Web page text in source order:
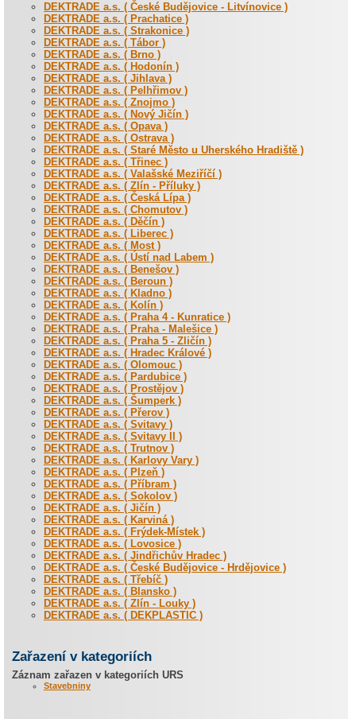
DEKTRADE a.s. ( České Budějovice - Litvínovice )
DEKTRADE a.s. ( Prachatice )
DEKTRADE a.s. ( Strakonice )
DEKTRADE a.s. ( Tábor )
DEKTRADE a.s. ( Brno )
DEKTRADE a.s. ( Hodonín )
DEKTRADE a.s. ( Jihlava )
DEKTRADE a.s. ( Pelhřimov )
DEKTRADE a.s. ( Znojmo )
DEKTRADE a.s. ( Nový Jičín )
DEKTRADE a.s. ( Opava )
DEKTRADE a.s. ( Ostrava )
DEKTRADE a.s. ( Staré Město u Uherského Hradiště )
DEKTRADE a.s. ( Třinec )
DEKTRADE a.s. ( Valašské Meziříčí )
DEKTRADE a.s. ( Zlín - Příluky )
DEKTRADE a.s. ( Česká Lípa )
DEKTRADE a.s. ( Chomutov )
DEKTRADE a.s. ( Děčín )
DEKTRADE a.s. ( Liberec )
DEKTRADE a.s. ( Most )
DEKTRADE a.s. ( Ústí nad Labem )
DEKTRADE a.s. ( Benešov )
DEKTRADE a.s. ( Beroun )
DEKTRADE a.s. ( Kladno )
DEKTRADE a.s. ( Kolín )
DEKTRADE a.s. ( Praha 4 - Kunratice )
DEKTRADE a.s. ( Praha - Malešice )
DEKTRADE a.s. ( Praha 5 - Zličín )
DEKTRADE a.s. ( Hradec Králové )
DEKTRADE a.s. ( Olomouc )
DEKTRADE a.s. ( Pardubice )
DEKTRADE a.s. ( Prostějov )
DEKTRADE a.s. ( Šumperk )
DEKTRADE a.s. ( Přerov )
DEKTRADE a.s. ( Svitavy )
DEKTRADE a.s. ( Svitavy II )
DEKTRADE a.s. ( Trutnov )
DEKTRADE a.s. ( Karlovy Vary )
DEKTRADE a.s. ( Plzeň )
DEKTRADE a.s. ( Příbram )
DEKTRADE a.s. ( Sokolov )
DEKTRADE a.s. ( Jičín )
DEKTRADE a.s. ( Karviná )
DEKTRADE a.s. ( Frýdek-Místek )
DEKTRADE a.s. ( Lovosice )
DEKTRADE a.s. ( Jindřichův Hradec )
DEKTRADE a.s. ( České Budějovice - Hrdějovice )
DEKTRADE a.s. ( Třebíč )
DEKTRADE a.s. ( Blansko )
DEKTRADE a.s. ( Zlín - Louky )
DEKTRADE a.s. ( DEKPLASTIC )
Zařazení v kategoriích
Záznam zařazen v kategoriích URS
Stavebniny